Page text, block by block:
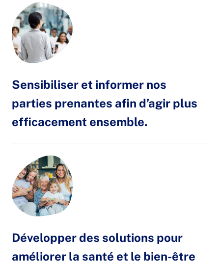
Sensibiliser et informer nos
parties prenantes afin d’agir plus
efficacement ensemble.
Développer des solutions pour
améliorer la santé et le bien-être